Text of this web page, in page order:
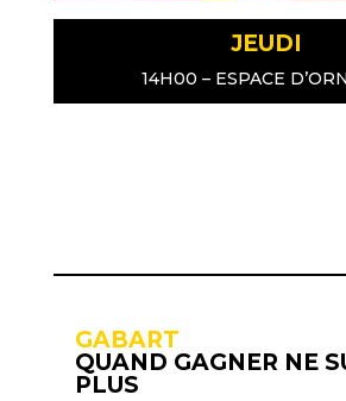
JEUDI
14H00 – ESPACE
GABART
QUAND GAGNER NE
PLUS